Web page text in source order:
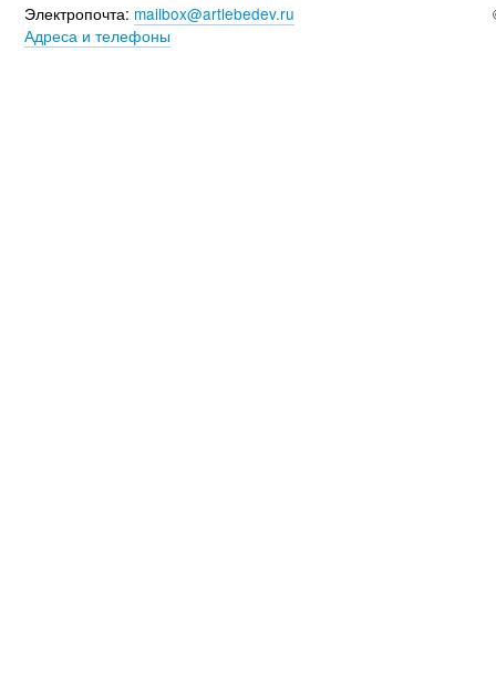
Электропочта: mailbox@artlebedev.ru
Адреса и телефоны